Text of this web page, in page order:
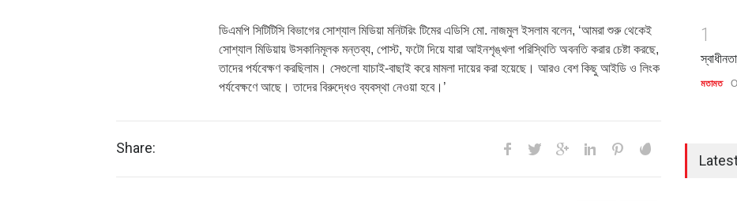
ডিএমপি সিটিটিসি বিভাগের সোশ্যাল মিডিয়া মনিটরিং টিমের এডিসি মো. নাজমুল ইসলাম বলেন, ‘আমরা শুরু থেকেই
সোশ্যাল মিডিয়ায় উসকানিমূলক মন্তব্য, পোস্ট, ফটো দিয়ে যারা আইনশৃঙ্খলা পরিস্থিতি অবনতি করার চেষ্টা করছে,
তাদের পর্যবেক্ষণ করছিলাম। সেগুলো যাচাই-বাছাই করে মামলা দায়ের করা হয়েছে। আরও বেশ কিছু আইডি ও লিংক
পর্যবেক্ষণে আছে। তাদের বিরুদ্ধেও ব্যবস্থা নেওয়া হবে।’
Share:
1
মতামত